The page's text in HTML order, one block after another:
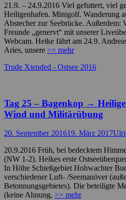
21.9. – 24.9.2016 Viel gefuttert, viel
Heiligenhafen. Minigolf. Wanderung
Abstecher zur Seebrücke. Außerdem:
Freunde „genervt“ mit unserer
Webcam. Heike fährt am 24.9.
Aries, unsere >> mehr
Kategorien
Trude Xtended - Ostsee 2016
Tag 25 – Bagenkop →
Wind und Militärübung
Posted
20. September 201619. März 2017
20.9.2016 Früh, bei bedecktem
(NW 1-2). Heikes erste
In Höhe Schießgebiet Hohwachter
verschiedener Luft- /Seemanöver
Betonnungsgebietes). Die beteiligte
(keine Ahnung, >> mehr